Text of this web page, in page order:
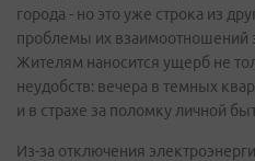
города - но это уже строка из
проблемы их взаимоотношений
Жителям наносится ущерб не
неудобств: вечера в темных
и в страхе за поломку личной
Из-за отключения